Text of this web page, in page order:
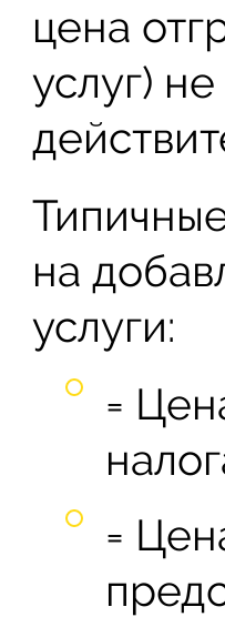
цена
услуг)
на
услуги:
=
=